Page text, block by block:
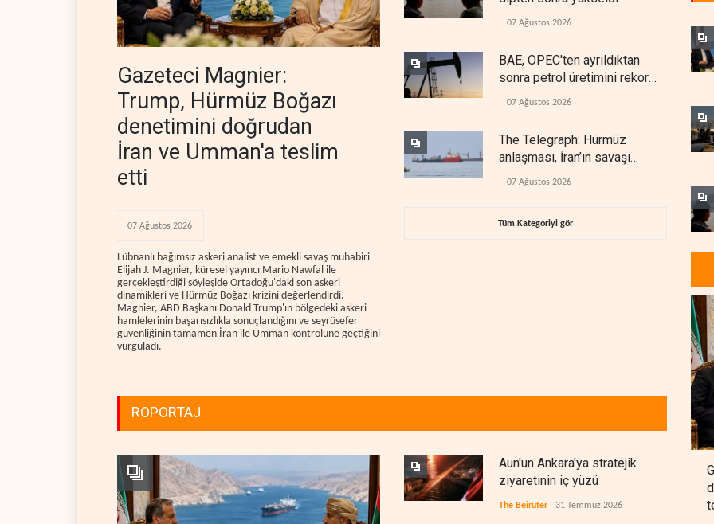
Gazeteci Magnier:
Trump, Hürmüz Boğazı
denetimini doğrudan
İran ve Umman'a teslim
etti
07 Ağustos 2026
Lübnanlı bağımsız askeri analist ve emekli savaş muhabiri
Elijah J. Magnier, küresel yayıncı Mario Nawfal ile
gerçekleştirdiği söyleşide Ortadoğu'daki son askeri
dinamikleri ve Hürmüz Boğazı krizini değerlendirdi.
Magnier, ABD Başkanı Donald Trump'ın bölgedeki askeri
hamlelerinin başarısızlıkla sonuçlandığını ve seyrüsefer
güvenliğinin tamamen İran ile Umman kontrolüne geçtiğini
vurguladı.
07 Ağustos 2026
BAE, OPEC'ten ayrıldıktan
sonra petrol üretimini rekor
düzeye çıkardı
07 Ağustos 2026
The Telegraph: Hürmüz
anlaşması, İran’ın savaşı
kazandığını gösteriyor
07 Ağustos 2026
Tüm Kategoriyi gör
RÖPORTAJ
Aun'un Ankara'ya stratejik
ziyaretinin iç yüzü
The Beiruter 31 Temmuz 2026